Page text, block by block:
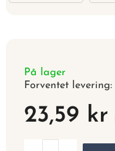
På lager
Forventet levering:
23,59 kr